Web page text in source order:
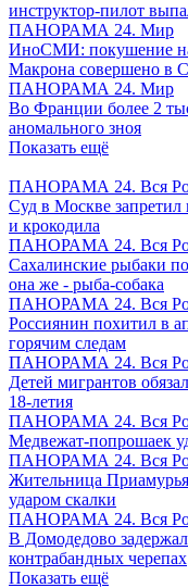
инструктор-пилот
ПАНОРАМА 24. Мир
ИноСМИ: покушение
Макрона совершено в
ПАНОРАМА 24. Мир
Во Франции более 2
аномального зноя
Показать ещё
ПАНОРАМА 24. Вся
Суд в Москве запретил
и крокодила
ПАНОРАМА 24. Вся
Сахалинские рыбаки
она же - рыба-собака
ПАНОРАМА 24. Вся
Россиянин похитил в
горячим следам
ПАНОРАМА 24. Вся
Детей мигрантов
18-летия
ПАНОРАМА 24. Вся
Медвежат-попрошаек
ПАНОРАМА 24. Вся
Жительница
ударом скалки
ПАНОРАМА 24. Вся
В Домодедово
контрабандных черепах
Показать ещё